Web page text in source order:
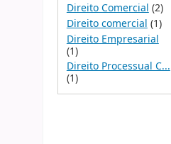
Direito Comercial (2)
Direito comercial (1)
Direito Empresarial
(1)
Direito Processual C...
(1)